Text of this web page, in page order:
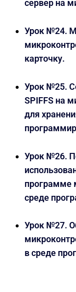
сервер на
Урок №24.
карточку.
Урок №25.
SPIFFS на
для
Урок №26.
программе
среде
Урок №27.
в среде